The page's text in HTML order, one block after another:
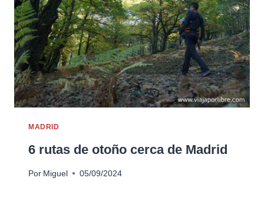
MADRID
6 rutas de otoño cerca de Madrid
Por Miguel 05/09/2024